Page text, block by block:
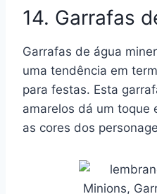
14. Garrafas
Garrafas de água
uma tendência em
para festas. Esta
amarelos dá um toque
as cores dos